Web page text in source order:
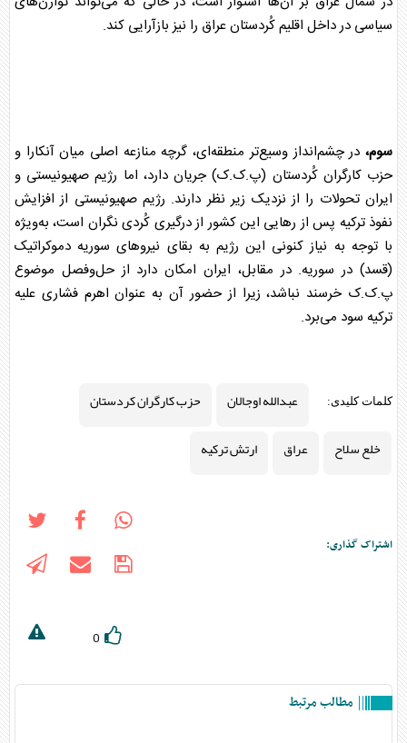
سیاسی در داخل اقلیم کُردستانعراق را نیز بازآرایی کند.
سوم، در چشم‌انداز وسیع‌تر منطقه‌ای، گرچه منازعه اصلی میان آنکارا و
حزب کارگران کُردستان (پ.ک.ک) جریان دارد، اما رژیم صهیونیستی و
ایران تحولات را از نزدیک زیر نظر دارند. رژیم صهیونیستی از افزایش
نفوذ ترکیه پس از رهایی این کشور از درگیری کُردی نگران است، به‌ویژه
با توجه به نیاز کنونی این رژیم به بقای نیروهای سوریه دموکراتیک
(قسد) در سوریه. در مقابل، ایران امکان دارد از حل‌وفصل موضوع
پ.ک.ک خرسند نباشد، زیرا از حضور آن به عنوان اهرم فشاری علیه
ترکیه سود می‌برد.
کلمات کلیدی: عبدالله اوجالان
حزب کارگران کردستان
خلع سلاح
عراق ارتش ترکیه
اشتراک گذاری:
0
مطالب مرتبط